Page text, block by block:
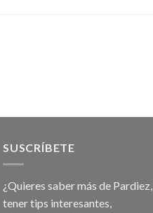
SUSCRÍBETE
¿Quieres saber más de Pardiez,
tener tips interesantes,